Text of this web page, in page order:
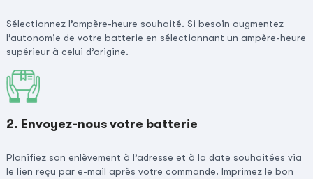
Sélectionnez l’ampère-heure souhaité. Si besoin augmentez
l’autonomie de votre batterie en sélectionnant un ampère-heure
supérieur à celui d’origine.
2. Envoyez-nous votre batterie
Planifiez son enlèvement à l’adresse et à la date souhaitées via
le lien reçu par e-mail après votre commande. Imprimez le bon